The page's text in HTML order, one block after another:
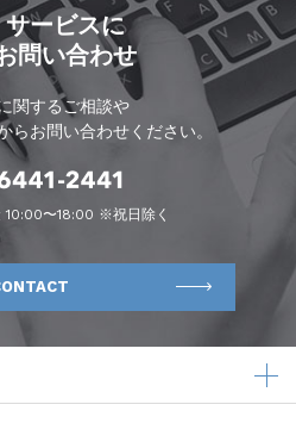
ービスに
問い合わせ
関するご相談や
らお問い合わせください。
10:00〜18:00 ※祝日除く